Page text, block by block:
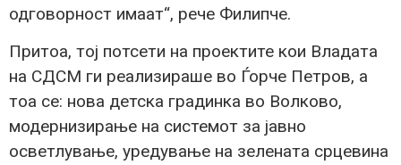
одговорност имаат“, рече Филипче.
Притоа, тој потсети на проектите кои Владата
на СДСМ ги реализираше во Ѓорче Петров, а
тоа се: нова детска градинка во Волково,
модернизирање на системот за јавно
осветлување, уредување на зелената срцевина